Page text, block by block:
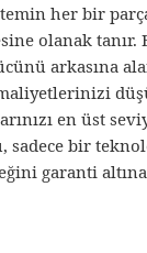
her bir
olanak tanır.
arkasına
en üst
sadece bir
garanti